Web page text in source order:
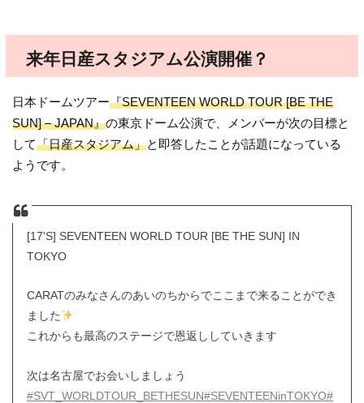
来年日産スタジアム公演開催？
日本ドームツアー『SEVENTEEN WORLD TOUR [BE THE
SUN] – JAPAN』の東京ドーム公演で、メンバーが次の目標と
して「日産スタジアム」と即答したことが話題になっている
ようです。
[17'S] SEVENTEEN WORLD TOUR [BE THE SUN] IN
TOKYO
CARATのみなさんのあいのちからでここまで来ることができ
ました
これからも最高のステージで恩返ししていきます
次は名古屋でお会いしましょう
#SVT_WORLDTOUR_BETHESUN#SEVENTEENinTOKYO#